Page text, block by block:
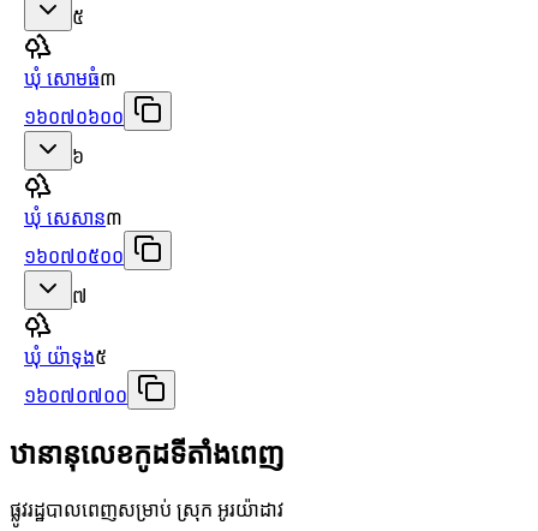
៥
ឃុំ សោមធំ៣
១៦០៧០៦០០
៦
ឃុំ សេសាន៣
១៦០៧០៥០០
៧
ឃុំ យ៉ាទុង៥
១៦០៧០៧០០
ឋានានុលេខកូដទីតាំងពេញ
ផ្លូវរដ្ឋបាលពេញសម្រាប់ ស្រុក អូរយ៉ាដាវ